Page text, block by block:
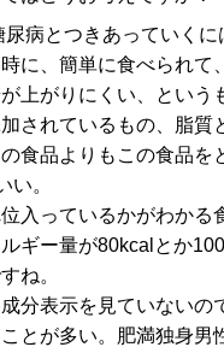
病とつきあっていく
に、簡単に食べられて
上がりにくい、という
されているもの、脂質
食品よりもこの食品を
い。
入っているかがわかる
ギー量が80kcalとか
ね。
分表示を見ていないの
とが多い。肥満独身